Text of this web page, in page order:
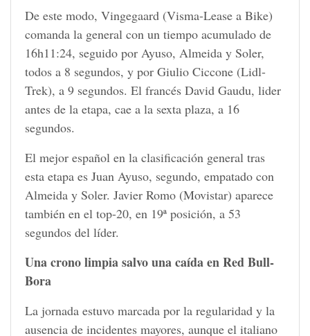
De este modo, Vingegaard (Visma-Lease a Bike)
comanda la general con un tiempo acumulado de
16h11:24, seguido por Ayuso, Almeida y Soler,
todos a 8 segundos, y por Giulio Ciccone (Lidl-
Trek), a 9 segundos. El francés David Gaudu, lider
antes de la etapa, cae a la sexta plaza, a 16
segundos.
El mejor español en la clasificación general tras
esta etapa es Juan Ayuso, segundo, empatado con
Almeida y Soler. Javier Romo (Movistar) aparece
también en el top-20, en 19ª posición, a 53
segundos del líder.
Una crono limpia salvo una caída en Red Bull-
Bora
La jornada estuvo marcada por la regularidad y la
ausencia de incidentes mayores, aunque el italiano